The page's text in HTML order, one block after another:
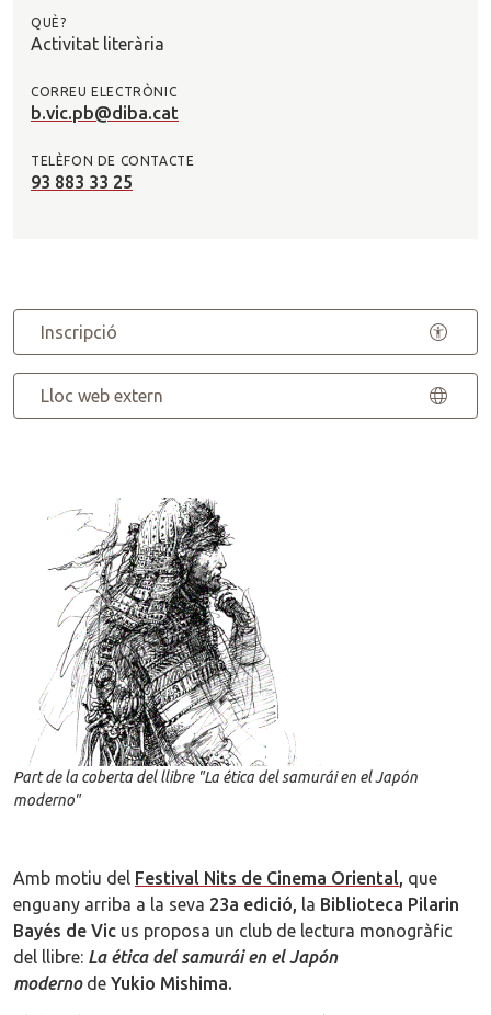
QUÈ?
Activitat literària
CORREU ELECTRÒNIC
b.vic.pb@diba.cat
TELÈFON DE CONTACTE
93 883 33 25
Inscripció
Lloc web extern
Part de la coberta del llibre "La ética del samurái en el Japón
moderno"
Amb motiu del Festival Nits de Cinema Oriental, que
enguany arriba a la seva 23a edició, la Biblioteca Pilarin
Bayés de Vic us proposa un club de lectura monogràfic
del llibre: La ética del samurái en el Japón
moderno de Yukio Mishima.